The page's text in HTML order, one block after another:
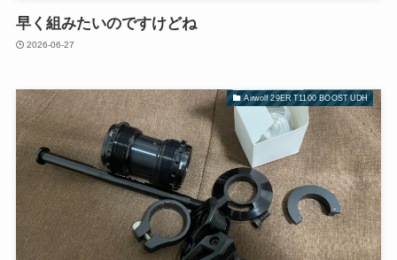
早く組みたいのですけどね
2026-06-27
Airwolf 29ER T1100 BOOST UDH